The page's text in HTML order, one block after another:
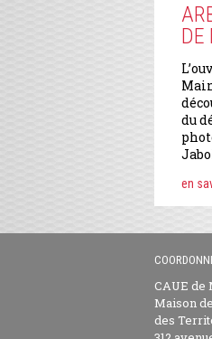
DE
du
en
CAUE de
Maison
des